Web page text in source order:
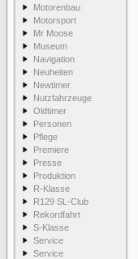
Motorenbau
Motorsport
Mr Moose
Museum
Navigation
Neuheiten
Newtimer
Nutzfahrzeuge
Oldtimer
Personen
Pflege
Premiere
Presse
Produktion
R-Klasse
R129 SL-Club
Rekordfahrt
S-Klasse
Service
Service